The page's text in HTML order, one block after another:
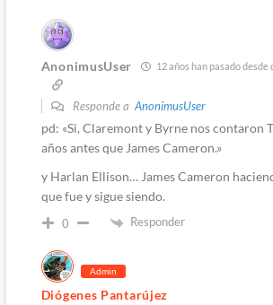
AnonimusUser 12 años han pasado desde
Responde aAnonimusUser
pd: «Si, Claremont y Byrne nos contaron
años antes que James Cameron.»
y Harlan Ellison… James Cameron
que fue y sigue siendo.
0 Responder
Admin
Diógenes Pantarújez